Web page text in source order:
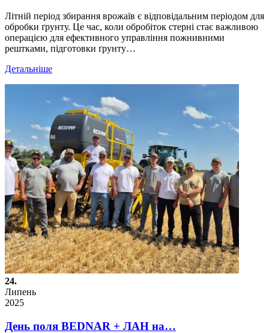
Літній період збирання врожаїв є відповідальним періодом для
обробки ґрунту. Це час, коли обробіток стерні стає важливою
операцією для ефективного управління пожнивними
рештками, підготовки ґрунту…
Детальніше
24.
Липень
2025
День поля BEDNAR + ЛАН на…